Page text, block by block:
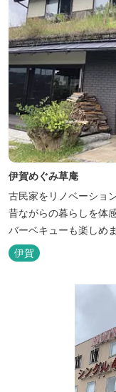
伊賀めぐみ草庵
古民家をリノベーショ
昔ながらの暮らしを体
バーベキューも楽しめま
伊賀